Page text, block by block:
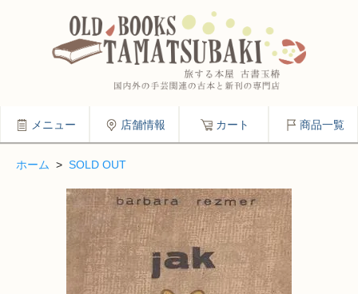
メニュー 店舗情報 カート 商品一覧
ホーム > SOLD OUT